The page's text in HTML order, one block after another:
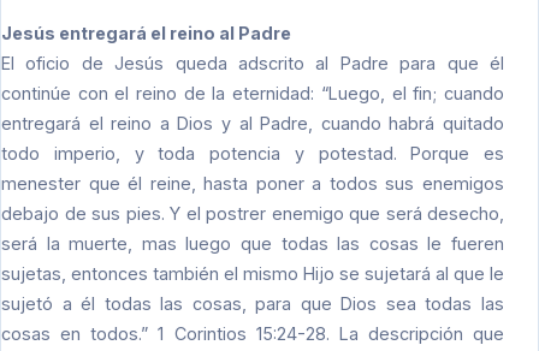
Jesús entregará el reino al Padre
El oficio de Jesús queda adscrito al Padre para que él
continúe con el reino de la eternidad: “Luego, el fin; cuando
entregará el reino a Dios y al Padre, cuando habrá quitado
todo imperio, y toda potencia y potestad. Porque es
menester que él reine, hasta poner a todos sus enemigos
debajo de sus pies. Y el postrer enemigo que será desecho,
será la muerte, mas luego que todas las cosas le fueren
sujetas, entonces también el mismo Hijo se sujetará al que le
sujetó a él todas las cosas, para que Dios sea todas las
cosas en todos.” 1 Corintios 15:24-28. La descripción que